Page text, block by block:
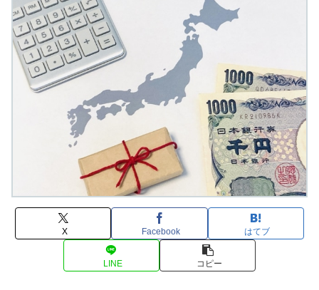
X Facebook はてブ
LINE コピー